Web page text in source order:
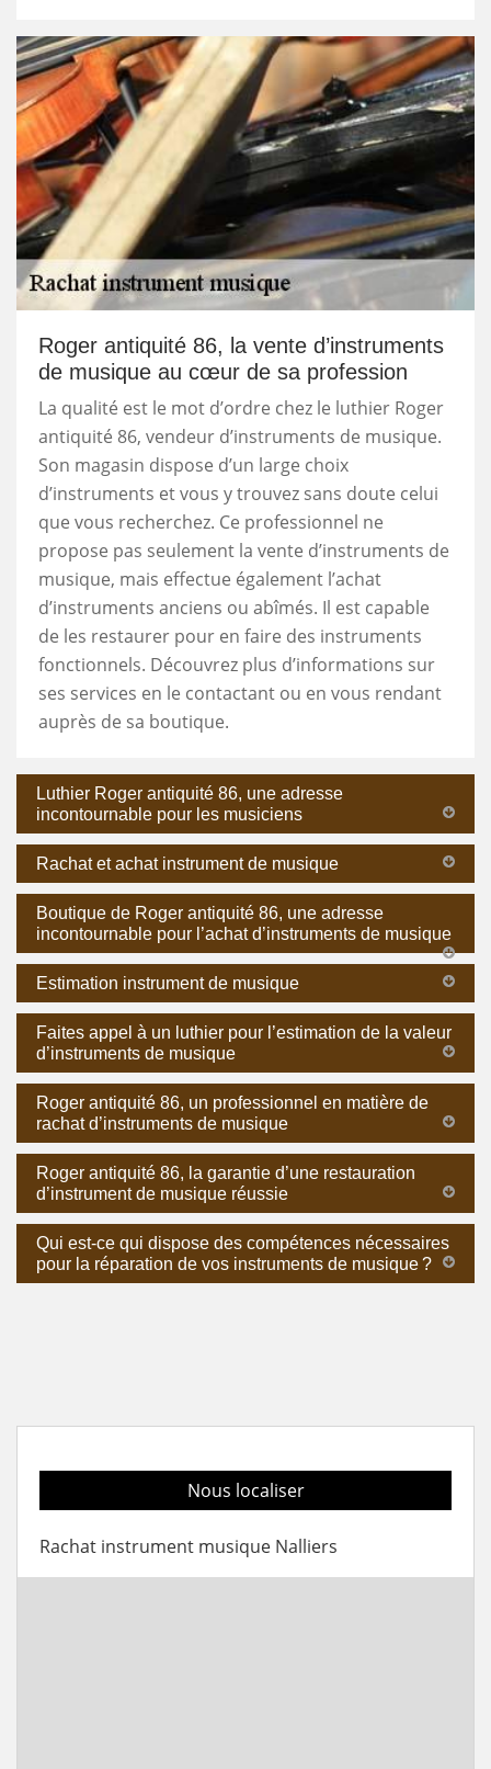
Roger antiquité 86, la vente d’instruments
de musique au cœur de sa profession
La qualité est le mot d’ordre chez le luthier Roger
antiquité 86, vendeur d’instruments de musique.
Son magasin dispose d’un large choix
d’instruments et vous y trouvez sans doute celui
que vous recherchez. Ce professionnel ne
propose pas seulement la vente d’instruments de
musique, mais effectue également l’achat
d’instruments anciens ou abîmés. Il est capable
de les restaurer pour en faire des instruments
fonctionnels. Découvrez plus d’informations sur
ses services en le contactant ou en vous rendant
auprès de sa boutique.
Luthier Roger antiquité 86, une adresse
incontournable pour les musiciens
Rachat et achat instrument de musique
Boutique de Roger antiquité 86, une adresse
incontournable pour l’achat d’instruments de musique
Estimation instrument de musique
Faites appel à un luthier pour l’estimation de la valeur
d’instruments de musique
Roger antiquité 86, un professionnel en matière de
rachat d’instruments de musique
Roger antiquité 86, la garantie d’une restauration
d’instrument de musique réussie
Qui est-ce qui dispose des compétences nécessaires
pour la réparation de vos instruments de musique ?
Nous localiser
Rachat instrument musique Nalliers